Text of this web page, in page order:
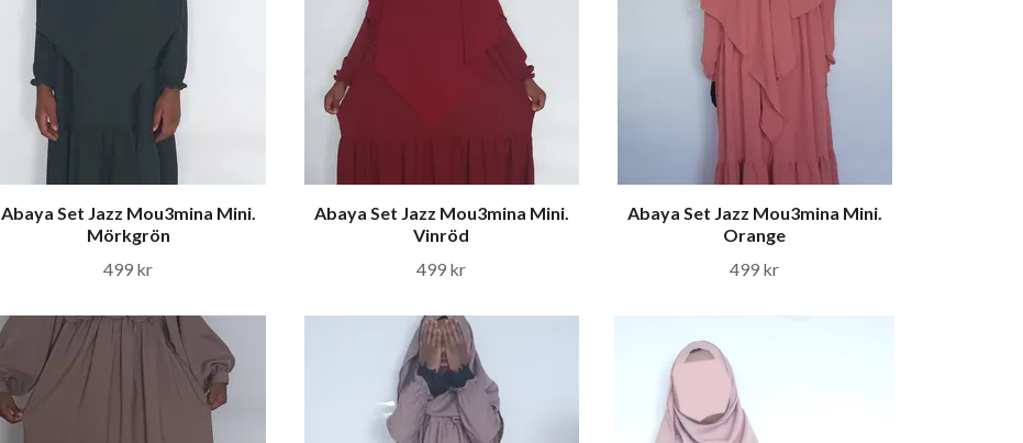
Abaya Set Jazz Mou3mina Mini.
Mörkgrön
499 kr
Abaya Set Jazz Mou3mina Mini.
Vinröd
499 kr
Abaya Set Jazz Mou3mina Mini.
Orange
499 kr